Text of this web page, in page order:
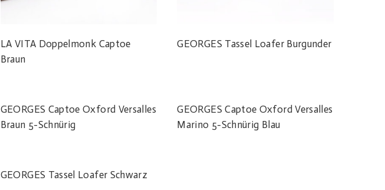
LA VITA Doppelmonk Captoe
Braun
GEORGES Tassel Loafer Burgunder
GEORGES Captoe Oxford Versalles
Braun 5-Schnürig
GEORGES Captoe Oxford Versalles
Marino 5-Schnürig Blau
GEORGES Tassel Loafer Schwarz